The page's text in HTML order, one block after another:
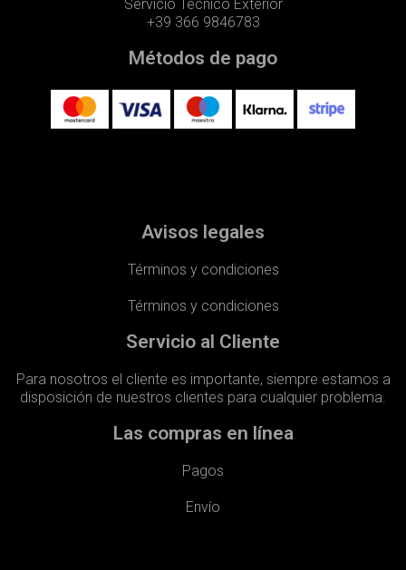
Servicio Técnico Exterior
+39 366 9846783
Métodos de pago
Avisos legales
Términos y condiciones
Términos y condiciones
Servicio al Cliente
Para nosotros el cliente es importante, siempre estamos a
disposición de nuestros clientes para cualquier problema.
Las compras en línea
Pagos
Envío​